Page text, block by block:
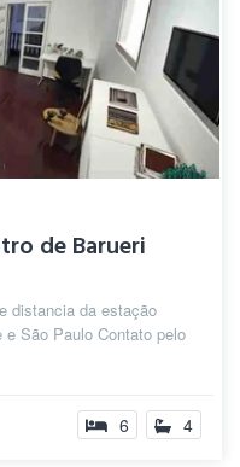
de Barueri
distancia da estação
São Paulo Contato pelo
6 4